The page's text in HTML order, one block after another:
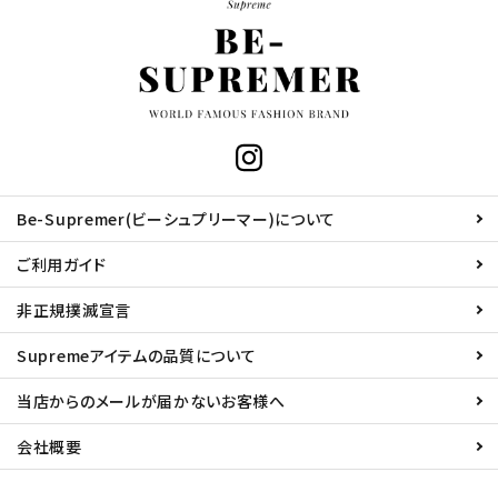
Be-Supremer(ビーシュプリーマー)について
ご利用ガイド
非正規撲滅宣言
Supremeアイテムの品質について
当店からのメールが届かないお客様へ
会社概要